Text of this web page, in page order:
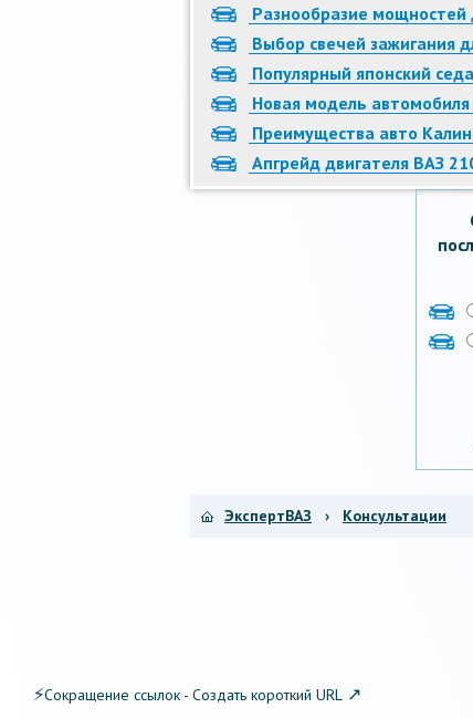
Разнообразие
Выбор свечей зажигания
Популярный японский
Новая модель
Преимущества авто
Апгрейд двигателя ВАЗ
ЭкспертВАЗ › Консультации
⚡Сокращение ссылок - Создать короткий URL ↗